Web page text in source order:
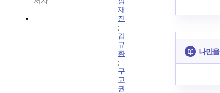
재
진
;
김
규
환
;
구
교
권
나만